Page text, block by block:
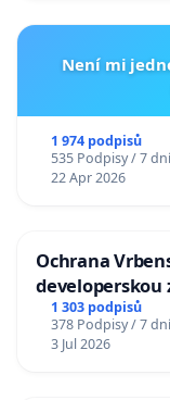
Není mi
1 974 podpisů
535 Podpisy / 7 dní
22 Apr 2026
Ochrana
developerskou
1 303 podpisů
378 Podpisy / 7 dní
3 Jul 2026